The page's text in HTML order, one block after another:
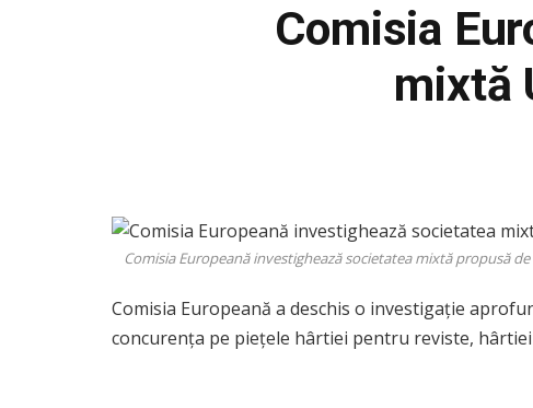
Comisia
mixtă
Comisia Europeană investighează societatea mixtă propusă
Comisia Europeană a deschis o investigație
concurența pe piețele hârtiei pentru reviste,